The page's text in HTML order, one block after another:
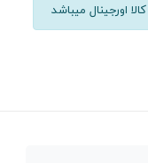
کالا اورجینال میباشد